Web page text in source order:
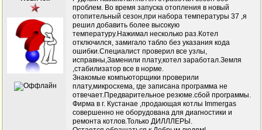
проблем. Во время запуска отопления в новый
отопительный сезон,при набора температуры 37 ,я
решил добавить более высокую
температуру.Нажимал несколько раз.Котел
отключился, замигало табло без указания кода
ошибки.Специалист проверил все узлы,
исправны,Заменили плату,котел заработал.Земля
,стабилизатор все в норме.
Знакомые компьюторщики проверили
плату,микросхема, где записана программа не
отвечает.Предварительное резюме.сбой программы.
Фирма в г. Кустанае ,продающая котлы Immergas
совершенно не оборудована для диагностики и
ремонта котлов.Только ДИЛЛЛЕРЫ.